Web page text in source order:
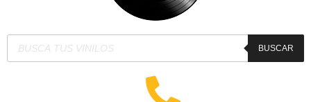
BUSCAR